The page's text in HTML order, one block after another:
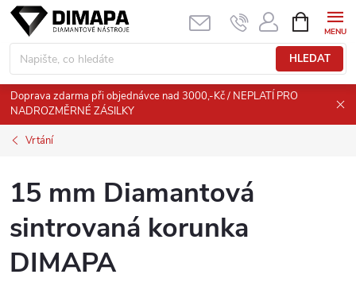
Přejít
obsah
HLEDAT
NÁKUPNÍ
KOŠÍK
Doprava zdarma při objednávce nad 3000,-Kč / NEPLATÍ PRO
NADROZMĚRNÉ ZÁSILKY
Vrtání
15 mm Diamantová
sintrovaná korunka
DIMAPA